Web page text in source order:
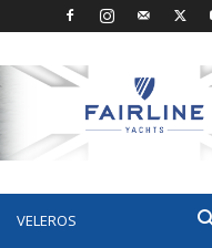
VELEROS